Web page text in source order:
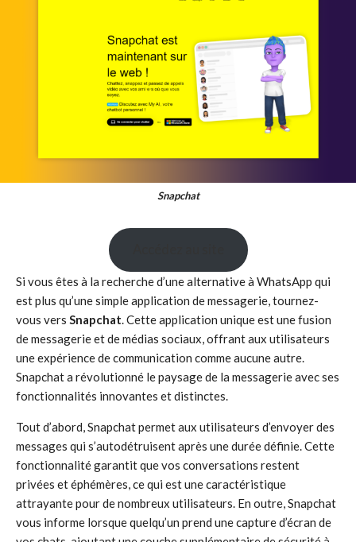
Snapchat
Si vous êtes à la recherche d’une alternative à WhatsApp qui
est plus qu’une simple application de messagerie, tournez-
vous vers Snapchat . Cette application unique est une fusion
de messagerie et de médias sociaux, offrant aux utilisateurs
une expérience de communication comme aucune autre.
Snapchat a révolutionné le paysage de la messagerie avec ses
fonctionnalités innovantes et distinctes.
Tout d’abord, Snapchat permet aux utilisateurs d’envoyer des
messages qui s’autodétruisent après une durée définie. Cette
fonctionnalité garantit que vos conversations restent
privées et éphémères, ce qui est une caractéristique
attrayante pour de nombreux utilisateurs. En outre, Snapchat
vous informe lorsque quelqu’un prend une capture d’écran de